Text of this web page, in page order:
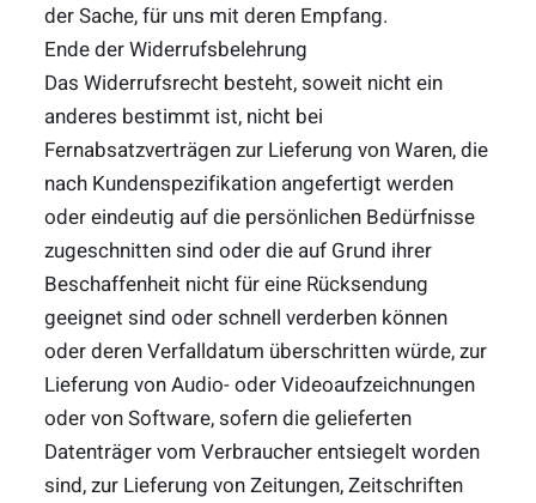
der Sache, für uns mit deren Empfang.
Ende der Widerrufsbelehrung
Das Widerrufsrecht besteht, soweit nicht ein
anderes bestimmt ist, nicht bei
Fernabsatzverträgen zur Lieferung von Waren, die
nach Kundenspezifikation angefertigt werden
oder eindeutig auf die persönlichen Bedürfnisse
zugeschnitten sind oder die auf Grund ihrer
Beschaffenheit nicht für eine Rücksendung
geeignet sind oder schnell verderben können
oder deren Verfalldatum überschritten würde, zur
Lieferung von Audio- oder Videoaufzeichnungen
oder von Software, sofern die gelieferten
Datenträger vom Verbraucher entsiegelt worden
sind, zur Lieferung von Zeitungen, Zeitschriften